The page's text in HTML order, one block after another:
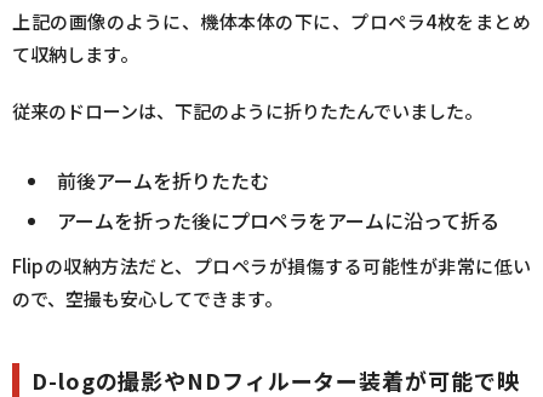
上記の画像のように、機体本体の下に、プロペラ4枚をまとめ
て収納します。
従来のドローンは、下記のように折りたたんでいました。
前後アームを折りたたむ
アームを折った後にプロペラをアームに沿って折る
Flipの収納方法だと、プロペラが損傷する可能性が非常に低い
ので、空撮も安心してできます。
D-logの撮影やNDフィルーター装着が可能で映